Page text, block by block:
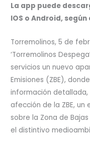
La app puede
IOS o Android,
Torremolinos, 5 de
‘Torremolinos
servicios un nuevo
Emisiones (ZBE),
información
afección de la ZBE,
sobre la Zona de
el distintivo